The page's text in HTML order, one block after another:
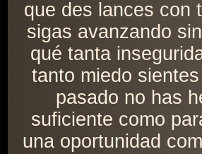
que des lances con
sigas avanzando
qué tanta
tanto miedo sientes
pasado no has
suficiente como
una oportunidad